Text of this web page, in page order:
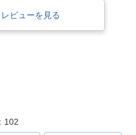
ビューを見る
102